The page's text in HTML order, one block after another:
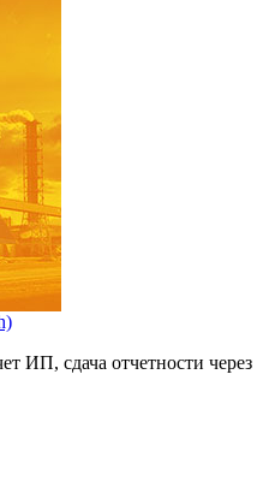
ИП, сдача отчетности через